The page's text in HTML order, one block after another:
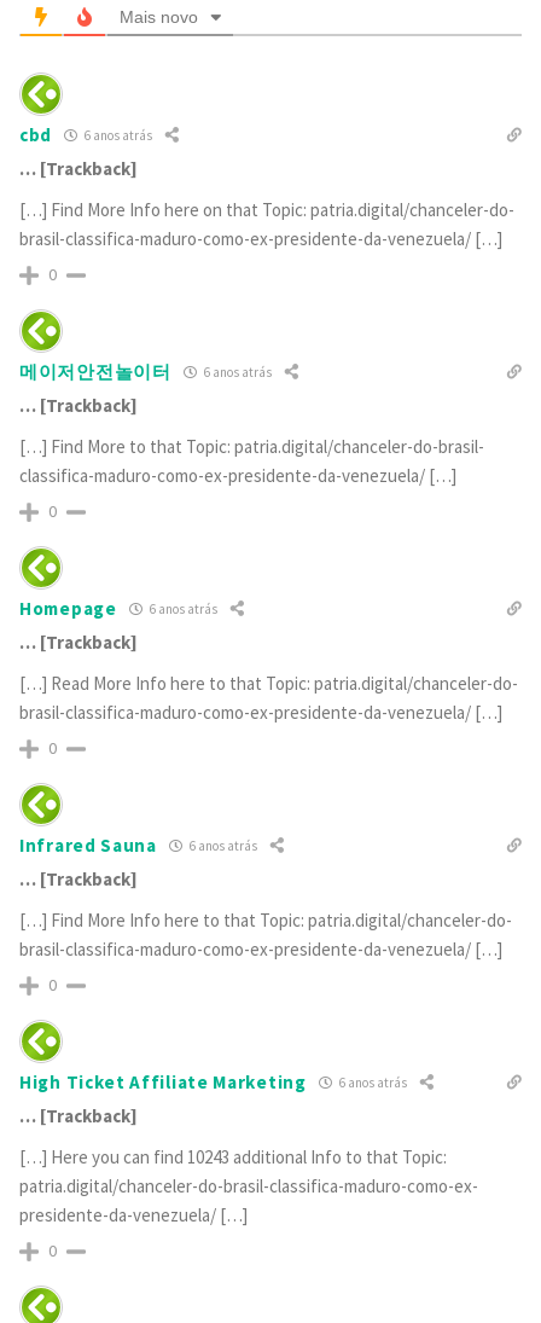
Mais novo
cbd 6 anos atrás
… [Trackback]
[…] Find More Info here on that Topic: patria.digital/chanceler-do-
brasil-classifica-maduro-como-ex-presidente-da-venezuela/ […]
0
메이저안전놀이터 6 anos atrás
… [Trackback]
[…] Find More to that Topic: patria.digital/chanceler-do-brasil-
classifica-maduro-como-ex-presidente-da-venezuela/ […]
0
Homepage 6 anos atrás
… [Trackback]
[…] Read More Info here to that Topic: patria.digital/chanceler-do-
brasil-classifica-maduro-como-ex-presidente-da-venezuela/ […]
0
Infrared Sauna 6 anos atrás
… [Trackback]
[…] Find More Info here to that Topic: patria.digital/chanceler-do-
brasil-classifica-maduro-como-ex-presidente-da-venezuela/ […]
0
High Ticket Affiliate Marketing 6 anos atrás
… [Trackback]
[…] Here you can find 10243 additional Info to that Topic:
patria.digital/chanceler-do-brasil-classifica-maduro-como-ex-
presidente-da-venezuela/ […]
0